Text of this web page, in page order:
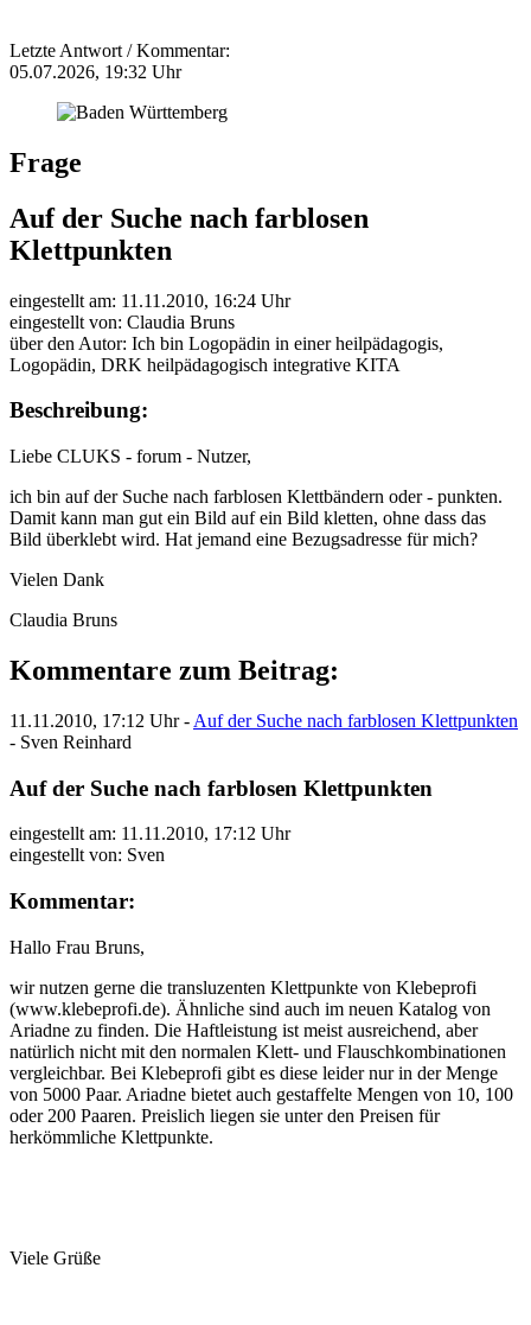
Letzte Antwort / Kommentar:
05.07.2026, 19:32 Uhr
Frage
Auf der Suche nach farblosen
Klettpunkten
eingestellt am: 11.11.2010, 16:24 Uhr
eingestellt von: Claudia Bruns
über den Autor: Ich bin Logopädin in einer heilpädagogis,
Logopädin, DRK heilpädagogisch integrative KITA
Beschreibung:
Liebe CLUKS - forum - Nutzer,
ich bin auf der Suche nach farblosen Klettbändern oder - punkten.
Damit kann man gut ein Bild auf ein Bild kletten, ohne dass das
Bild überklebt wird. Hat jemand eine Bezugsadresse für mich?
Vielen Dank
Claudia Bruns
Kommentare zum Beitrag:
11.11.2010, 17:12 Uhr - Auf der Suche nach farblosen Klettpunkten
- Sven Reinhard
Auf der Suche nach farblosen Klettpunkten
eingestellt am: 11.11.2010, 17:12 Uhr
eingestellt von: Sven
Kommentar:
Hallo Frau Bruns,
wir nutzen gerne die transluzenten Klettpunkte von Klebeprofi
(www.klebeprofi.de). Ähnliche sind auch im neuen Katalog von
Ariadne zu finden. Die Haftleistung ist meist ausreichend, aber
natürlich nicht mit den normalen Klett- und Flauschkombinationen
vergleichbar. Bei Klebeprofi gibt es diese leider nur in der Menge
von 5000 Paar. Ariadne bietet auch gestaffelte Mengen von 10, 100
oder 200 Paaren. Preislich liegen sie unter den Preisen für
herkömmliche Klettpunkte.
Viele Grüße